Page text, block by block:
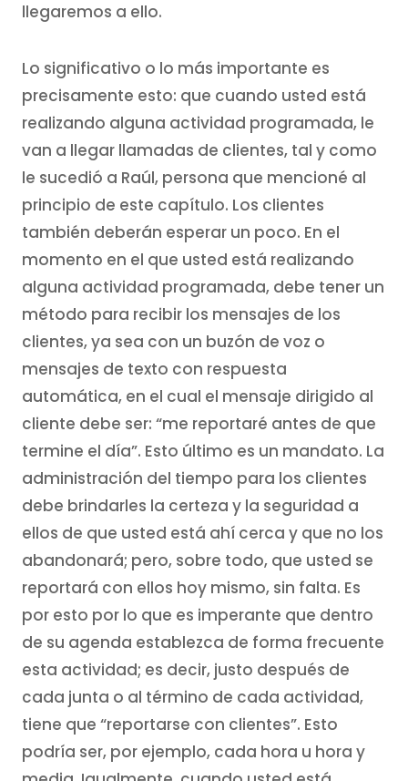
llegaremos a ello.
Lo significativo o lo más importante es
precisamente esto: que cuando usted está
realizando alguna actividad programada, le
van a llegar llamadas de clientes, tal y como
le sucedió a Raúl, persona que mencioné al
principio de este capítulo. Los clientes
también deberán esperar un poco. En el
momento en el que usted está realizando
alguna actividad programada, debe tener un
método para recibir los mensajes de los
clientes, ya sea con un buzón de voz o
mensajes de texto con respuesta
automática, en el cual el mensaje dirigido al
cliente debe ser: “me reportaré antes de que
termine el día”. Esto último es un mandato. La
administración del tiempo para los clientes
debe brindarles la certeza y la seguridad a
ellos de que usted está ahí cerca y que no los
abandonará; pero, sobre todo, que usted se
reportará con ellos hoy mismo, sin falta. Es
por esto por lo que es imperante que dentro
de su agenda establezca de forma frecuente
esta actividad; es decir, justo después de
cada junta o al término de cada actividad,
tiene que “reportarse con clientes”. Esto
podría ser, por ejemplo, cada hora u hora y